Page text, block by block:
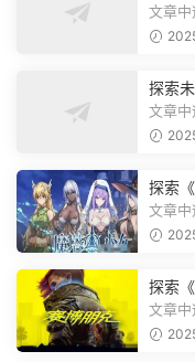
飛升
文章中遊戲
《方舟
探索
plete
文章中遊戲
遊戲資
探索
棋，
文章中遊戲
探索
市，
文章中遊戲
有個圖